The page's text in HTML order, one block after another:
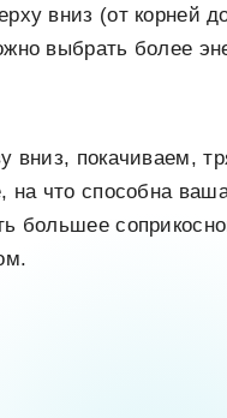
вниз (от корней
выбрать более
вниз, покачиваем,
что способна
большее